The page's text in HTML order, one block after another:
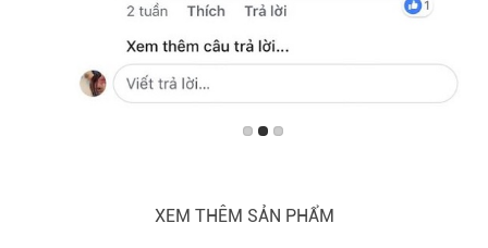
XEM THÊM SẢN PHẨM